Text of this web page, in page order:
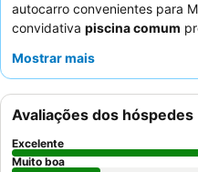
autocarro convenientes para
convidativa piscina comum
consistentemente os
tranquila, considere pedir um
Mostrar mais
Avaliações dos hóspedes
Excelente
Muito boa